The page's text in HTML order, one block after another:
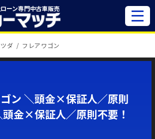
ーン専門中古車販売
ダ フレアワゴン
ン ＼頭金×保証人／原則
頭金×保証人／原則不要！